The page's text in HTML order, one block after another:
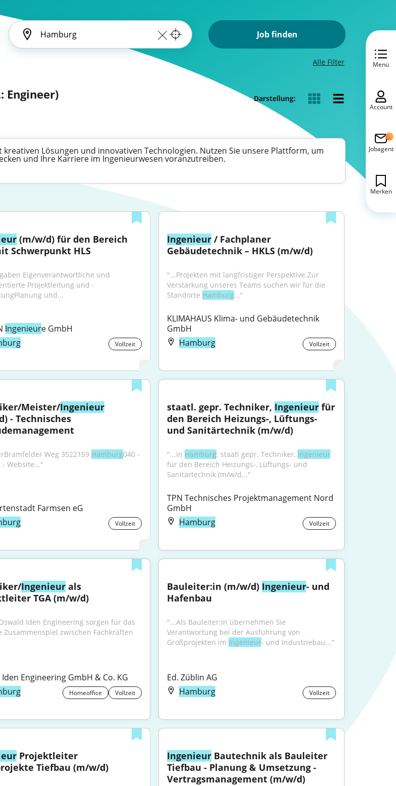
Job finden
Alle Filter
Engineer) Darstellung:
Lösungen und innovativen Technologien. Nutzen Sie unsere Plattform, um
und Ihre Karriere im Ingenieurwesen voranzutreiben.
(m/w/d) für den Bereich
Schwerpunkt HLS
Eigenverantwortliche und
Projektleitung und -
und...
Ingenieure GmbH
Vollzeit
Ingenieur / Fachplaner
Gebäudetechnik – HKLS (m/w/d)
"...Projekten mit langfristiger Perspektive.Zur
Verstärkung unseres Teams suchen wir für die
Standorte Hamburg..."
KLIMAHAUS Klima- und Gebäudetechnik
GmbH
Hamburg
Vollzeit
Meister/Ingenieur
- Technisches
Weg 3522159 Hamburg040 -
- Website..."
Farmsen eG
Vollzeit
staatl. gepr. Techniker, Ingenieur für
den Bereich Heizungs-, Lüftungs-
und Sanitärtechnik (m/w/d)
"...in Hamburg: staatl gepr. Techniker, Ingenieur
für den Bereich Heizungs-, Lüftungs- und
Sanitärtechnik (m/w/d..."
TPN Technisches Projektmanagement Nord
GmbH
Hamburg
Vollzeit
Ingenieur als
TGA (m/w/d)
Iden Engineering sorgen für das
Zusammenspiel zwischen Fachkräften
Engineering GmbH & Co. KG
Homeoffice Vollzeit
Bauleiter:in (m/w/d) Ingenieur- und
Hafenbau
"...Als Bauleiter:in übernehmen Sie
Verantwortung bei der Ausführung von
Großprojekten im Ingenieur- und Industriebau..."
Ed. Züblin AG
Hamburg
Vollzeit
Projektleiter
Tiefbau (m/w/d)
Ingenieur Bautechnik als Bauleiter
Tiefbau - Planung & Umsetzung -
Vertragsmanagement (m/w/d)
Menü
Account
Jobagent
Merken